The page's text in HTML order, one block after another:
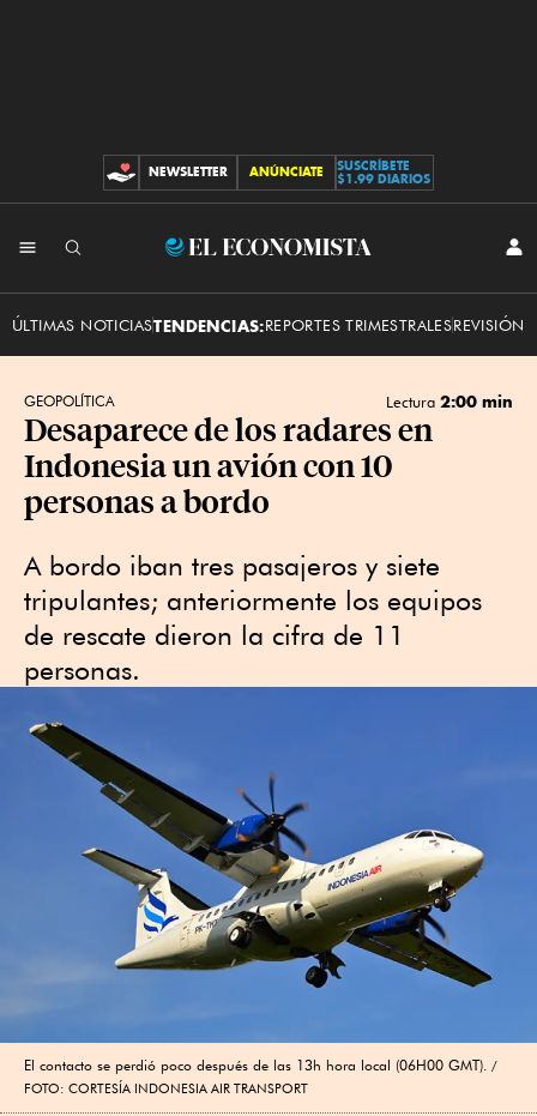
CONTRIBUCIONES
NEWSLETTER ANÚNCIATE
SUSCRÍBETE
$1.99 DIARIOS
El
ÚLTIMAS NOTICIASTENDENCIAS:REPORTES TRIMESTRALESREVISIÓN
GEOPOLÍTICA Lectura 2:00 min
Desaparece de los radares en
Indonesia un avión con 10
personas a bordo
A bordo iban tres pasajeros y siete
tripulantes; anteriormente los equipos
de rescate dieron la cifra de 11
personas.
El contacto se perdió poco después de las 13h hora local (06H00 GMT).
FOTO: CORTESÍA INDONESIA AIR TRANSPORT